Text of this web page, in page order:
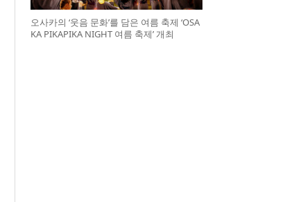
오사카의 ‘웃음 문화’를 담은 여름 축제 ‘OSA
KA PIKAPIKA NIGHT 여름 축제’ 개최